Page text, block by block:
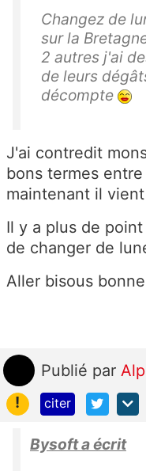
Changez de
sur la
2 autres j'ai
de leurs
décompte
J'ai contredit
bons termes
maintenant il
Il y a plus de
de changer de
Aller bisous
Publié par
!
citer
Bysoft a écrit